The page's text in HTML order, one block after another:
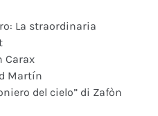
La straordinaria
Carax
Martín
del cielo” di Zafòn